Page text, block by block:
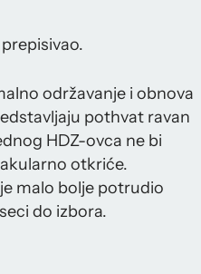
održavanje i obnova
pothvat ravan
HDZ-ovca ne bi
otkriće.
malo bolje potrudio
do izbora.